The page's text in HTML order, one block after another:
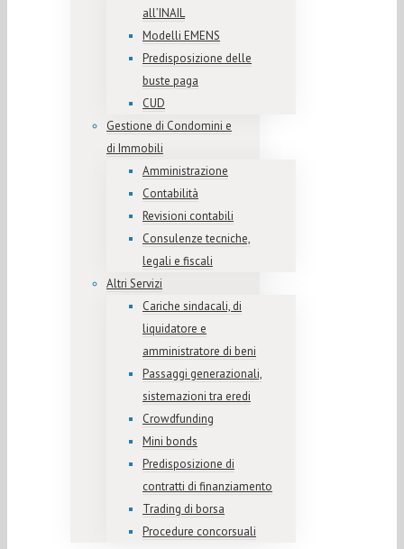
all’INAIL
Modelli EMENS
Predisposizione delle
buste paga
CUD
Gestione di Condomini e
di Immobili
Amministrazione
Contabilità
Revisioni contabili
Consulenze tecniche,
legali e fiscali
Altri Servizi
Cariche sindacali, di
liquidatore e
amministratore di beni
Passaggi generazionali,
sistemazioni tra eredi
Crowdfunding
Mini bonds
Predisposizione di
contratti di finanziamento
Trading di borsa
Procedure concorsuali